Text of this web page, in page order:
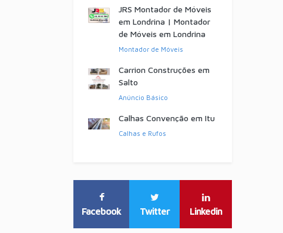
JRS Montador de Móveis
em Londrina | Montador
de Móveis em Londrina
Montador de Móveis
Carrion Construções em
Salto
Anúncio Básico
Calhas Convenção em Itu
Calhas e Rufos
Facebook Twitter Linkedin